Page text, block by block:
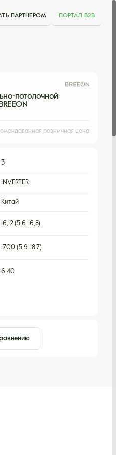
ПАРТНЕРОМ ПОРТАЛ B2B
потолочной
розничная цена
3
INVERTER
Китай
16,12 (5,6-16,8)
17,00 (5,9-18,7)
6,40